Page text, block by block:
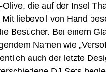
die auf der Insel
liebevoll von Hand
Besucher. Bei einem
Namen wie
auch der letzte